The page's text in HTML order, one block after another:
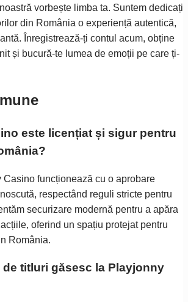
vorbește limba ta. Suntem dedicați
din România o experiență autentică,
Înregistrează-ți contul acum, obține
și bucură-te lumea de emoții pe care ți-
este licențiat și sigur pentru
Casino funcționează cu o aprobare
respectând reguli stricte pentru
securizare modernă pentru a apăra
oferind un spațiu protejat pentru
România.
de titluri găsesc la Playjonny